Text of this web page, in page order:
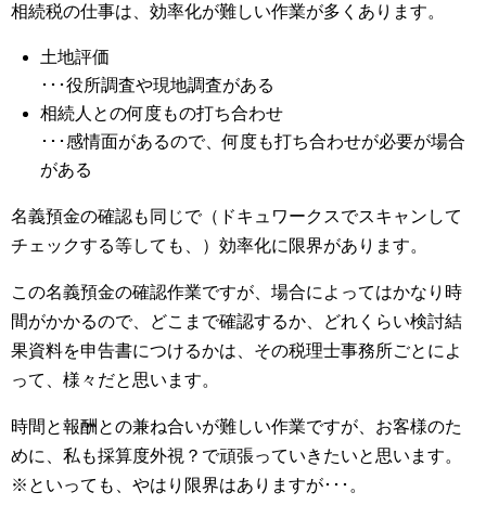
相続税の仕事は、効率化が難しい作業が多くあります。
土地評価
･･･役所調査や現地調査がある
相続人との何度もの打ち合わせ
･･･感情面があるので、何度も打ち合わせが必要が場合
がある
名義預金の確認も同じで（ドキュワークスでスキャンして
チェックする等しても、）効率化に限界があります。
この名義預金の確認作業ですが、場合によってはかなり時
間がかかるので、どこまで確認するか、どれくらい検討結
果資料を申告書につけるかは、その税理士事務所ごとによ
って、様々だと思います。
時間と報酬との兼ね合いが難しい作業ですが、お客様のた
めに、私も採算度外視？で頑張っていきたいと思います。
※といっても、やはり限界はありますが･･･。